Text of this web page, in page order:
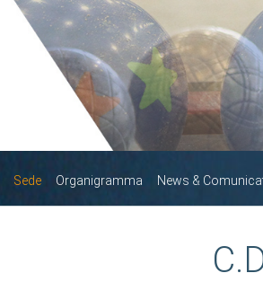
Sede Organigramma News &